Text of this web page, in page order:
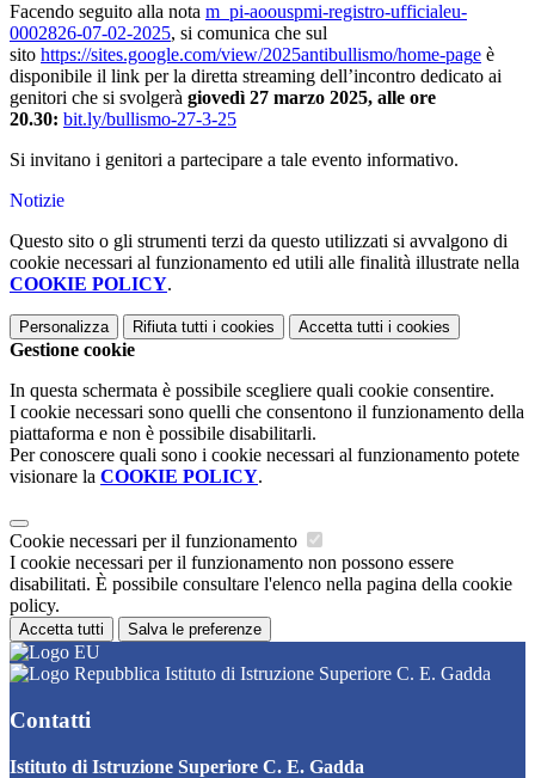
Facendo seguito alla nota m_pi-aoouspmi-registro-ufficialeu-
0002826-07-02-2025, si comunica che sul
sito https://sites.google.com/view/2025antibullismo/home-page è
disponibile il link per la diretta streaming dell’incontro dedicato ai
genitori che si svolgerà giovedì 27 marzo 2025, alle ore
20.30: bit.ly/bullismo-27-3-25
Si invitano i genitori a partecipare a tale evento informativo.
Notizie
Questo sito o gli strumenti terzi da questo utilizzati si avvalgono di
cookie necessari al funzionamento ed utili alle finalità illustrate nella
COOKIE POLICY.
Personalizza Rifiuta tutti i cookies Accetta tutti i cookies
Gestione cookie
In questa schermata è possibile scegliere quali cookie consentire.
I cookie necessari sono quelli che consentono il funzionamento della
piattaforma e non è possibile disabilitarli.
Per conoscere quali sono i cookie necessari al funzionamento potete
visionare la COOKIE POLICY.
Cookie necessari per il funzionamento
I cookie necessari per il funzionamento non possono essere
disabilitati. È possibile consultare l'elenco nella pagina della cookie
policy.
Accetta tutti Salva le preferenze
Istituto di Istruzione Superiore C. E. Gadda
Contatti
Istituto di Istruzione Superiore C. E. Gadda